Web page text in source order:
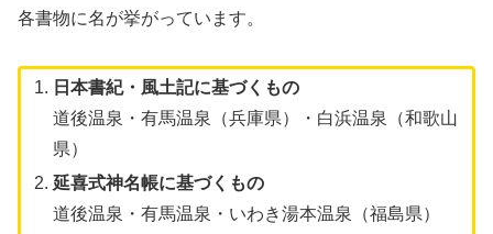
各書物に名が挙がっています。
日本書紀・風土記に基づくもの
道後温泉・有馬温泉（兵庫県）・白浜温泉（和歌山
県）
延喜式神名帳に基づくもの
道後温泉・有馬温泉・いわき湯本温泉（福島県）